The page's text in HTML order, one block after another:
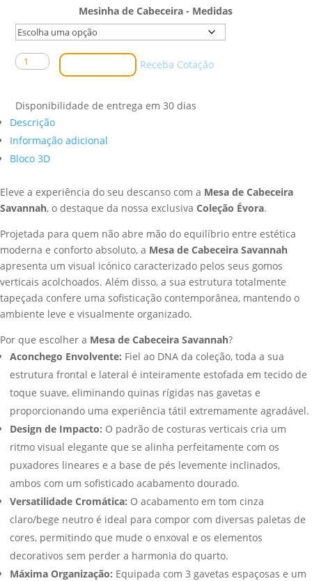
through
R$7.520,00
Mesinha de Cabeceira - Medidas
Mesa
Savannah
quantidade
Receba Cotação
Disponibilidade de entrega em 30 dias
Descrição
Informação adicional
Bloco 3D
Eleve a experiência do seu descanso com a Mesa de Cabeceira
Savannah, o destaque da nossa exclusiva Coleção Évora.
Projetada para quem não abre mão do equilíbrio entre estética
moderna e conforto absoluto, a Mesa de Cabeceira Savannah
apresenta um visual icónico caracterizado pelos seus gomos
verticais acolchoados. Além disso, a sua estrutura totalmente
tapeçada confere uma sofisticação contemporânea, mantendo o
ambiente leve e visualmente organizado.
Por que escolher a Mesa de Cabeceira Savannah?
Aconchego Envolvente: Fiel ao DNA da coleção, toda a sua
estrutura frontal e lateral é inteiramente estofada em tecido de
toque suave, eliminando quinas rígidas nas gavetas e
proporcionando uma experiência tátil extremamente agradável.
Design de Impacto: O padrão de costuras verticais cria um
ritmo visual elegante que se alinha perfeitamente com os
puxadores lineares e a base de pés levemente inclinados,
ambos com um sofisticado acabamento dourado.
Versatilidade Cromática: O acabamento em tom cinza
claro/bege neutro é ideal para compor com diversas paletas de
cores, permitindo que mude o enxoval e os elementos
decorativos sem perder a harmonia do quarto.
Máxima Organização: Equipada com 3 gavetas espaçosas e um